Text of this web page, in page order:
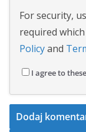
For security,
required
Policyand
I agree to